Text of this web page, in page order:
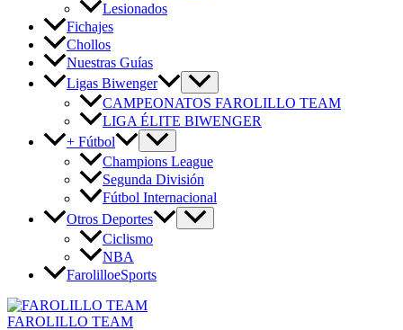
Lesionados
Fichajes
Chollos
Nuestras Guías
Ligas Biwenger
CAMPEONATOS FAROLILLO TEAM
LIGA ÉLITE BIWENGER
+ Fútbol
Champions League
Segunda División
Fútbol Internacional
Otros Deportes
Ciclismo
NBA
FarolilloeSports
FAROLILLO TEAM